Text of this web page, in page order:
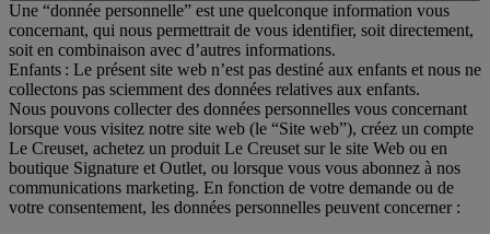
Une “donnée personnelle” est une quelconque information vous
concernant, qui nous permettrait de vous identifier, soit directement,
soit en combinaison avec d’autres informations.
Enfants : Le présent site web n’est pas destiné aux enfants et nous ne
collectons pas sciemment des données relatives aux enfants.
Nous pouvons collecter des données personnelles vous concernant
lorsque vous visitez notre site web (le “Site web”), créez un compte
Le Creuset, achetez un produit Le Creuset sur le site Web ou en
boutique Signature et Outlet, ou lorsque vous vous abonnez à nos
communications marketing. En fonction de votre demande ou de
votre consentement, les données personnelles peuvent concerner :